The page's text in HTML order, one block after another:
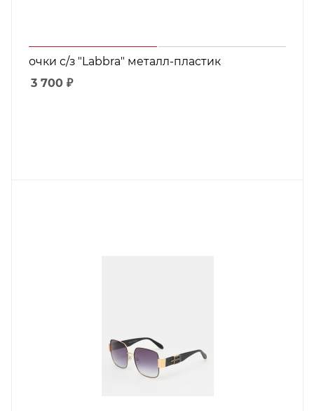
очки с/з "Labbra" металл-пластик
3 700 ₽